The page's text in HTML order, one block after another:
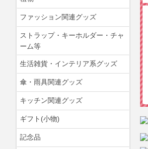
ファッション関連グッズ
ストラップ・キーホルダー・チャ
ーム等
生活雑貨・インテリア系グッズ
傘・雨具関連グッズ
キッチン関連グッズ
ギフト(小物)
記念品